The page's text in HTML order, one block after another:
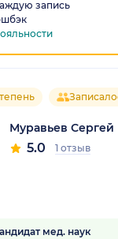
запись
Муравьев Сергей
5.0 1 отзыв
мед. наук